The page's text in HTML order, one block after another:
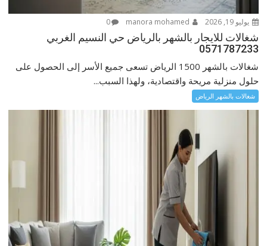
يوليو 19, 2026 0
شغالات للايجار بالشهر بالرياض حي النسيم الغربي
0571787233
شغالات بالشهر 1500 الرياض تسعى جميع الأسر إلى الحصول على
حلول منزلية مريحة واقتصادية، ولهذا السبب...
شغالات بالشهر الرياض